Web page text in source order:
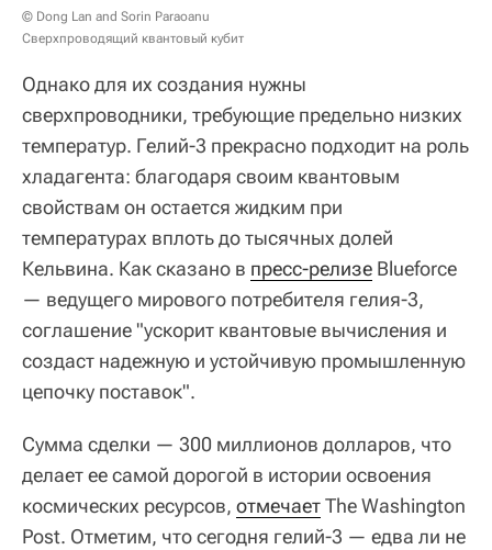
© Dong Lan and Sorin Paraoanu
Сверхпроводящий квантовый кубит
Однако для их создания нужны
сверхпроводники, требующие предельно низких
температур. Гелий-3 прекрасно подходит на роль
хладагента: благодаря своим квантовым
свойствам он остается жидким при
температурах вплоть до тысячных долей
Кельвина. Как сказано в пресс-релизе Blueforce
— ведущего мирового потребителя гелия-3,
соглашение "ускорит квантовые вычисления и
создаст надежную и устойчивую промышленную
цепочку поставок".
Сумма сделки — 300 миллионов долларов, что
делает ее самой дорогой в истории освоения
космических ресурсов, отмечаетThe Washington
Post. Отметим, что сегодня гелий-3 — едва ли не